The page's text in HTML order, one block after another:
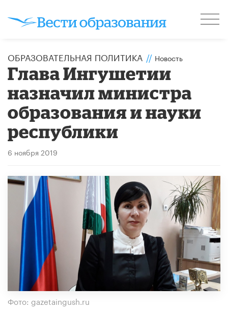
ОБРАЗОВАТЕЛЬНАЯ ПОЛИТИКА // Новость
Глава Ингушетии
назначил министра
образования и науки
республики
6 ноября 2019
Фото: gazetaingush.ru